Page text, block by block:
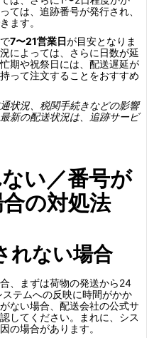
ては、追跡番号が発行され、
ます。
7〜21営業日が目安となりま
によっては、さらに日数が延
期や祝祭日には、配送遅延が
って注文することをおすすめ
状況、税関手続きなどの影響
新の配送状況は、追跡サービ
い／番号が
の対処法
れない場合
、まずは荷物の発送から24
テムへの反映に時間がかか
ない場合、配送会社の公式サ
してください。まれに、シス
の場合があります。